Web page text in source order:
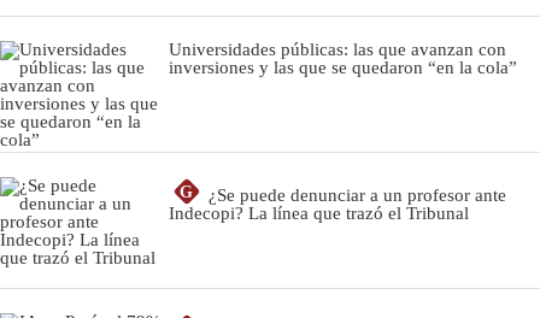
Universidades públicas: las que avanzan con
inversiones y las que se quedaron “en la cola”
G
¿Se puede denunciar a un profesor ante
Indecopi? La línea que trazó el Tribunal